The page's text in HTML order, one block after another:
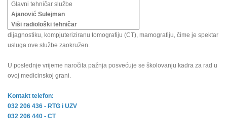
Glavni tehničar službe
Ajanović Sulejman
Viši radiološki tehničar
dijagnostiku, kompjuteriziranu tomografiju (CT), mamografiju, čime je spektar
usluga ove službe zaokružen.
U poslednje vrijeme naročita pažnja posvećuje se školovanju kadra za rad u
ovoj medicinskoj grani.
Kontakt telefon:
032 206 436 - RTG i UZV
032 206 440 - CT